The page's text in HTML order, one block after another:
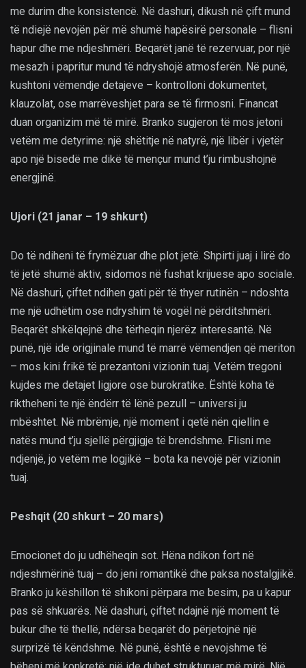
me durim dhe konsistencë. Në dashuri, dikush në çift mund
të ndiejë nevojën për më shumë hapësirë personale – flisni
hapur dhe me ndjeshmëri. Beqarët janë të rezervuar, por një
mesazh i papritur mund të ndryshojë atmosferën. Në punë,
kushtoni vëmendje detajeve – kontrolloni dokumentet,
klauzolat, ose marrëveshjet para se të firmosni. Financat
duan organizim më të mirë. Branko sugjeron të mos jetoni
vetëm me detyrime: një shëtitje në natyrë, një libër i vjetër
apo një bisedë me dikë të mençur mund t’ju rimbushojnë
energjinë.
Ujori (21 janar – 19 shkurt)
Do të ndiheni të frymëzuar dhe plot jetë. Shpirti juaj i lirë do
të jetë shumë aktiv, sidomos në fushat krijuese apo sociale.
Në dashuri, çiftet ndihen gati për të thyer rutinën – ndoshta
me një udhëtim ose ndryshim të vogël në përditshmëri.
Beqarët shkëlqejnë dhe tërheqin njerëz interesantë. Në
punë, një ide origjinale mund të marrë vëmendjen që meriton
– mos kini frikë të prezantoni vizionin tuaj. Vetëm tregoni
kujdes me detajet ligjore ose burokratike. Është koha të
riktheheni te një ëndërr të lënë pezull – universi ju
mbështet. Në mbrëmje, një moment i qetë nën qiellin e
natës mund t’ju sjellë përgjigje të brendshme. Flisni me
ndjenjë, jo vetëm me logjikë – bota ka nevojë për vizionin
tuaj.
Peshqit (20 shkurt – 20 mars)
Emocionet do ju udhëheqin sot. Hëna ndikon fort në
ndjeshmërinë tuaj – do jeni romantikë dhe paksa nostalgjikë.
Branko ju këshillon të shikoni përpara me besim, pa u kapur
pas së shkuarës. Në dashuri, çiftet ndajnë një moment të
bukur dhe të thellë, ndërsa beqarët do përjetojnë një
surprizë të këndshme. Në punë, është e nevojshme të